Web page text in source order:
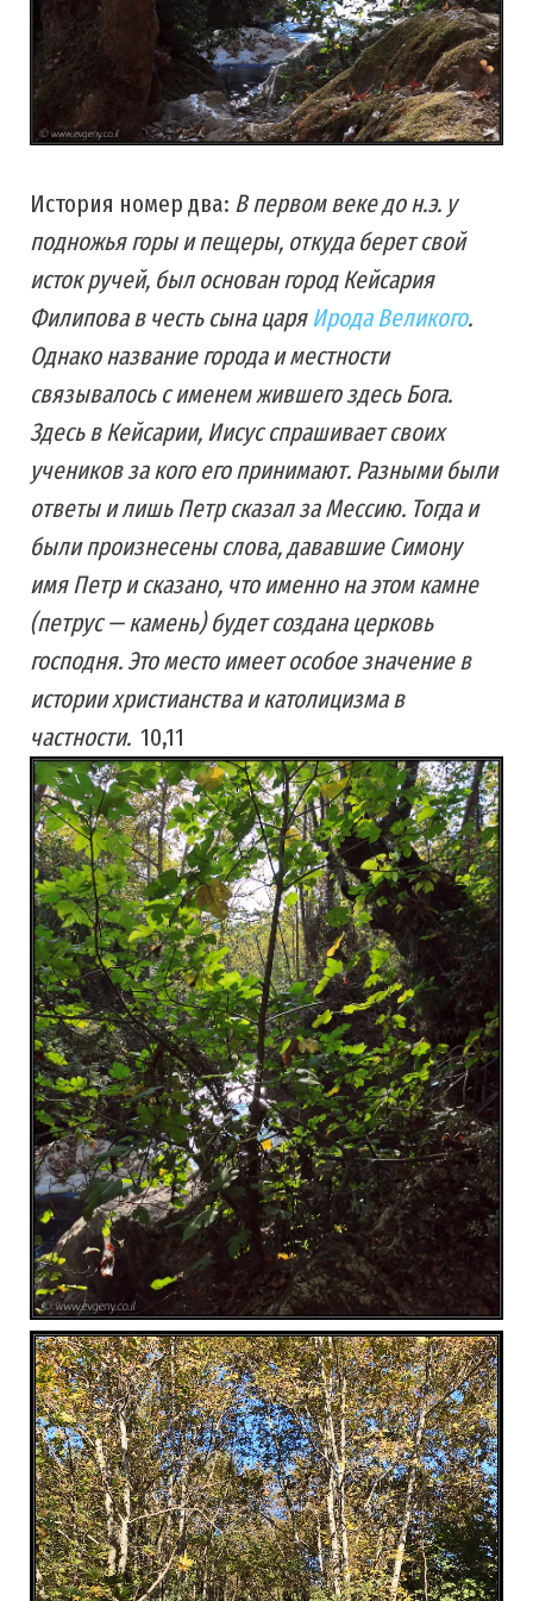
История номер два: В первом веке до н.э. у
подножья горы и пещеры, откуда берет свой
исток ручей, был основан город Кейсария
Филипова в честь сына царяИрода Великого.
Однако название города и местности
связывалось с именем жившего здесь Бога.
Здесь в Кейсарии, Иисус спрашивает своих
учеников за кого его принимают. Разными были
ответы и лишь Петр сказал за Мессию. Тогда и
были произнесены слова, дававшие Симону
имя Петр и сказано, что именно на этом камне
(петрус — камень) будет создана церковь
господня. Это место имеет особое значение в
истории христианства и католицизма в
частности. 10,11